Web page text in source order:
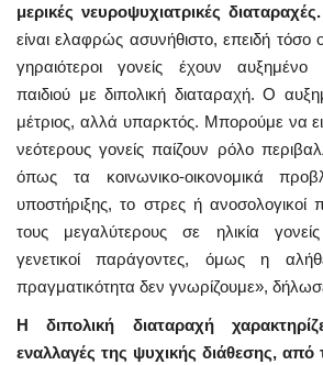
μερικές νευροψυχιατρικές
είναι ελαφρώς ασυνήθιστο, επειδή τόσο
γηραιότεροι γονείς έχουν αυξημένο
παιδιού με διπολική διαταραχή. Ο
μέτριος, αλλά υπαρκτός. Μπορούμε να
νεότερους γονείς παίζουν ρόλο
όπως τα κοινωνικο-οικονομικά
υποστήριξης, το στρες ή ανοσολογικοί
τους μεγαλύτερους σε ηλικία
γενετικοί παράγοντες, όμως η
πραγματικότητα δεν γνωρίζουμε»,
Η διπολική διαταραχή
εναλλαγές της ψυχικής διάθεσης, από